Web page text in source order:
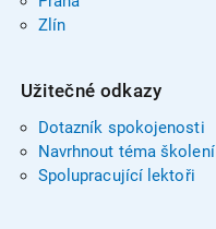
Zlín
Užitečné odkazy
Dotazník spokojenosti
Navrhnout téma školení
Spolupracující lektoři